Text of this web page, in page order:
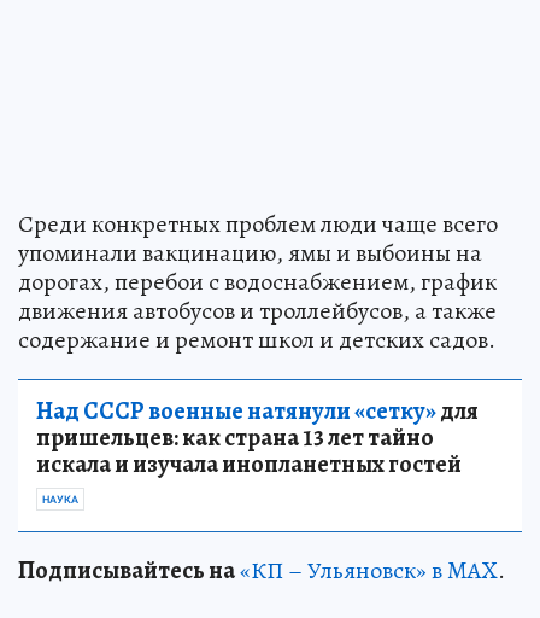
Среди конкретных проблем люди чаще всего
упоминали вакцинацию, ямы и выбоины на
дорогах, перебои с водоснабжением, график
движения автобусов и троллейбусов, а также
содержание и ремонт школ и детских садов.
Над СССР военные натянули «сетку»для
пришельцев: как страна 13 лет тайно
искала и изучала инопланетных гостей
НАУКА
Подписывайтесь на«КП – Ульяновск» в MAX.